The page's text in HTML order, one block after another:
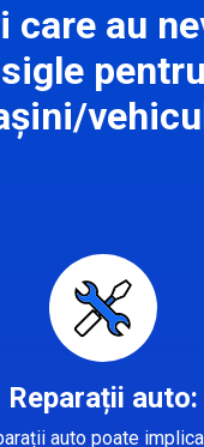
care au
sigle pentru
Reparații auto:
auto poate